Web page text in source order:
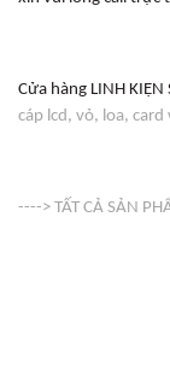
Cửa hàng LINH
cáp lcd, vỏ, loa,
----> TẤT CẢ SẢN